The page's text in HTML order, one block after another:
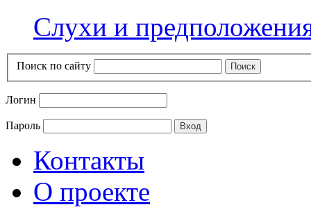
Слухи и
Поиск по сайту
Логин
Пароль
Контакты
О проекте